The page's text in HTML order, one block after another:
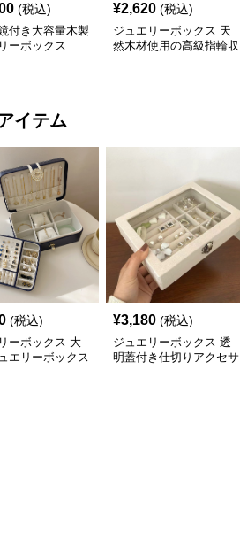
(税込)
付き大容量木製
ーボックス
¥2,620 (税込)
ジュエリーボックス 天
然木材使用の高級指輪収
イテム
(税込)
ーボックス 大
エリーボックス
¥3,180 (税込)
ジュエリーボックス 透
明蓋付き仕切りアクセサ